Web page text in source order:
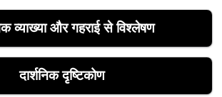
व्याख्या और गहराई से विश्लेषण
दार्शनिक दृष्टिकोण